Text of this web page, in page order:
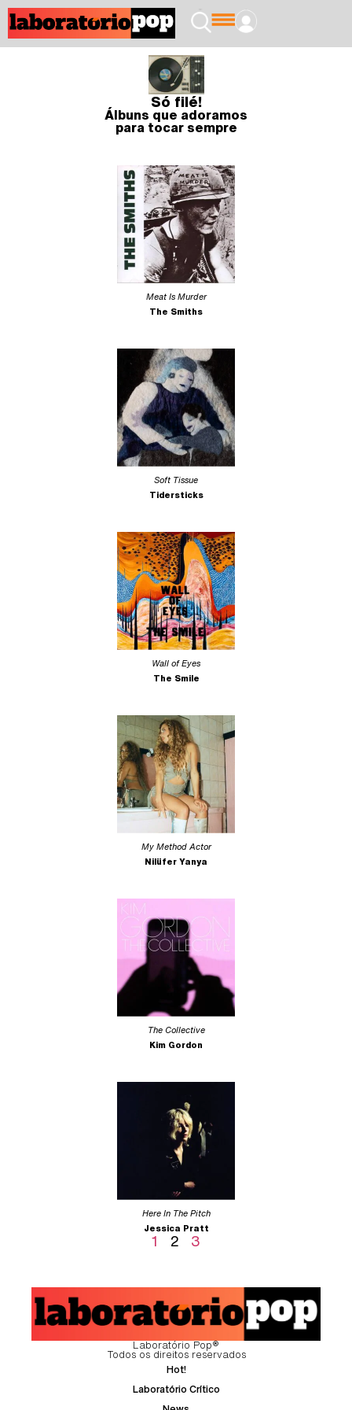
Só filé!
Álbuns que adoramos
para tocar sempre
Meat Is Murder
The Smiths
Soft Tissue
Tidersticks
Wall of Eyes
The Smile
My Method Actor
Nilüfer Yanya
The Collective
Kim Gordon
Here In The Pitch
Jessica Pratt
1 2 3
Laboratório Pop®
Todos os direitos reservados
Hot!
Laboratório Crítico